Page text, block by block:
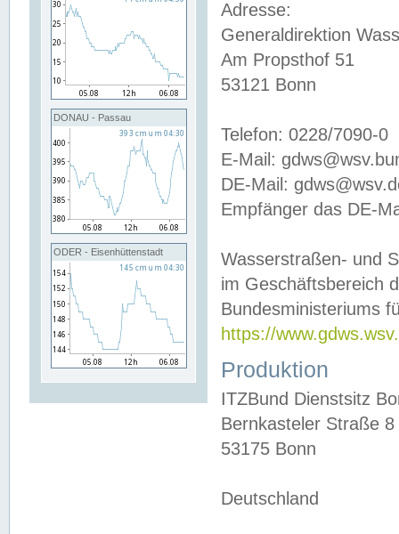
DONAU - Passau
ODER - Eisenhüttenstadt
Adresse:
Generaldirektion
Am Propsthof 51
53121 Bonn
Telefon: 0228/7090-0
E-Mail:
DE-Mail:
Empfänger das DE-
Wasserstraßen- und
im Geschäftsbereich
Bundesministeriums
https://
Produktion
ITZBund Dienstsitz
Bernkasteler Straße 8
53175 Bonn
Deutschland